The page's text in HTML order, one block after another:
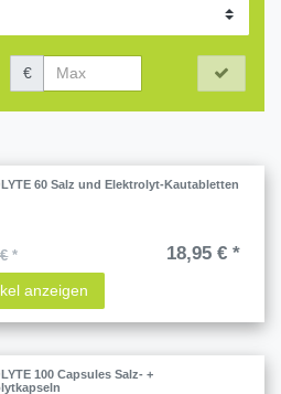
€
60 Salz und Elektrolyt-Kautabletten
* 18,95 € *
anzeigen
100 Capsules Salz- +